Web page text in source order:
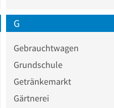
G
Gebrauchtwagen
Grundschule
Getränkemarkt
Gärtnerei